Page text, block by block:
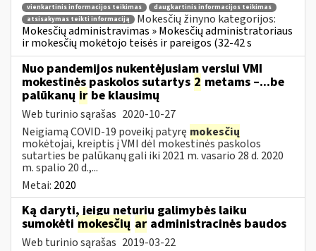
vienkartinis informacijos teikimas
daugkartinis informacijos teikimas
atsisakymas teikti informaciją
Mokesčių žinyno kategorijos:
Mokesčių administravimas » Mokesčių administratoriaus
ir mokesčių mokėtojo teisės ir pareigos (32-42 s
Nuo pandemijos nukentėjusiam verslui VMI
mokestinės paskolos sutartys 2 metams –...be
palūkanų ir be klausimų
Web turinio sąrašas 2020-10-27
Neigiamą COVID-19 poveikį patyrę mokesčių
mokėtojai, kreiptis į VMI dėl mokestinės paskolos
sutarties be palūkanų gali iki 2021 m. vasario 28 d. 2020
m. spalio 20 d.,...
Metai: 2020
Ką daryti, jeigu neturiu galimybės laiku
sumokėti mokesčių ar administracinės baudos
Web turinio sąrašas 2019-03-22